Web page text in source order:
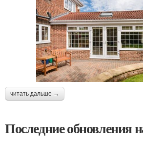
читать дальше →
Последние обновления